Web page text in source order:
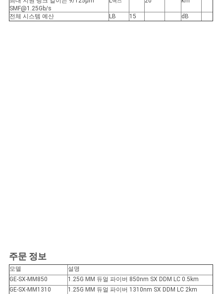
호
정
SMF@1.25Gb/s
전체 시스템 예산 LB 15 dB
주문 정보
모델
설명
GE-SX-MM850
1.25G MM 듀얼 파이버 850nm SX DDM LC 0.5km
GE-SX-MM1310
1.25G MM 듀얼 파이버 1310nm SX DDM LC 2km